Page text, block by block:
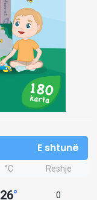
E shtunë
°C Reshje
26° 0